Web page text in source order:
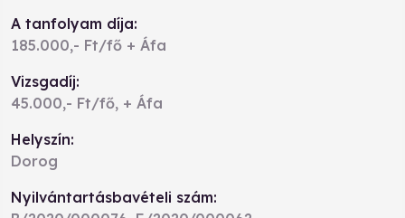
A tanfolyam díja:
185.000,- Ft/fő + Áfa
Vizsgadíj:
45.000,- Ft/fő, + Áfa
Helyszín:
Dorog
Nyilvántartásbavételi szám: